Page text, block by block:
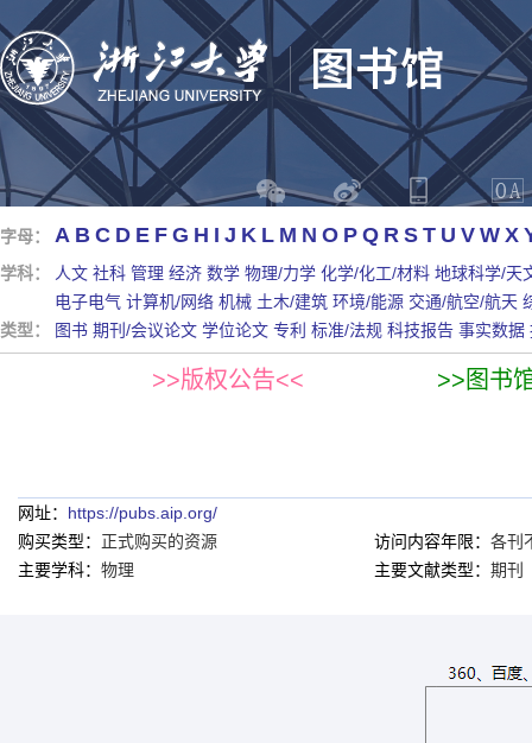
字母： A B C D E F G H I J K L M N O P Q R S T U V W X
学科： 人文 社科 管理 经济 数学 物理/力学 化学/化工/材料 地球科学/天
电子电气 计算机/网络 机械 土木/建筑 环境/能源 交通/航空/航天
类型：
图书 期刊/会议论文 学位论文 专利 标准/法规 科技报告 事实数据
>>版权公告<< >>图书
网址： https://pubs.aip.org/
购买类型： 正式购买的资源 访问内容年限： 各刊
主要学科： 物理 主要文献类型： 期刊